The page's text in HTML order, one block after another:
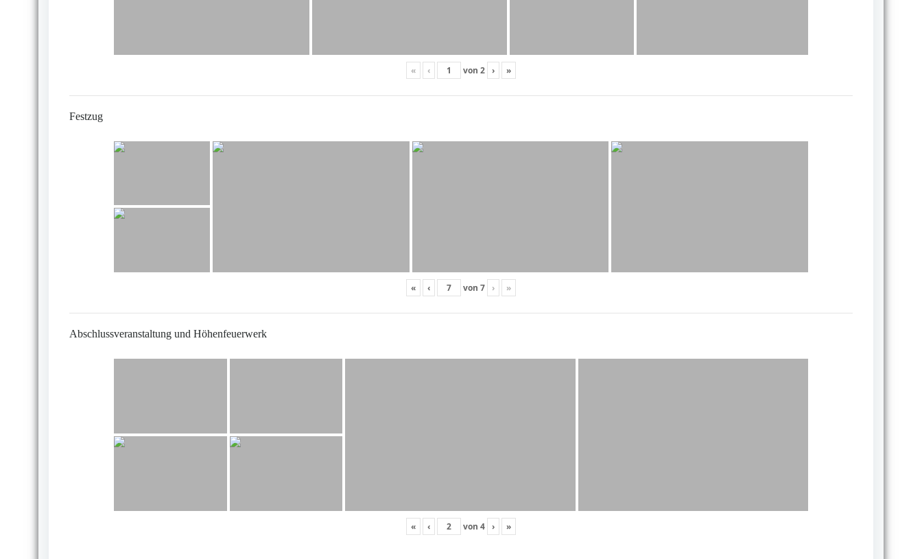
« ‹ von 2 › »
Festzug
« ‹ von 7 › »
Abschlussveranstaltung und Höhenfeuerwerk
« ‹ von 4 › »